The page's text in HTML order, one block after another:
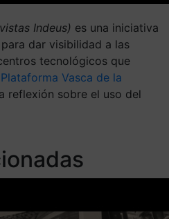
Indeus) es una iniciativa
dar visibilidad a las
tecnológicos que
Vasca de la
reflexión sobre el uso del